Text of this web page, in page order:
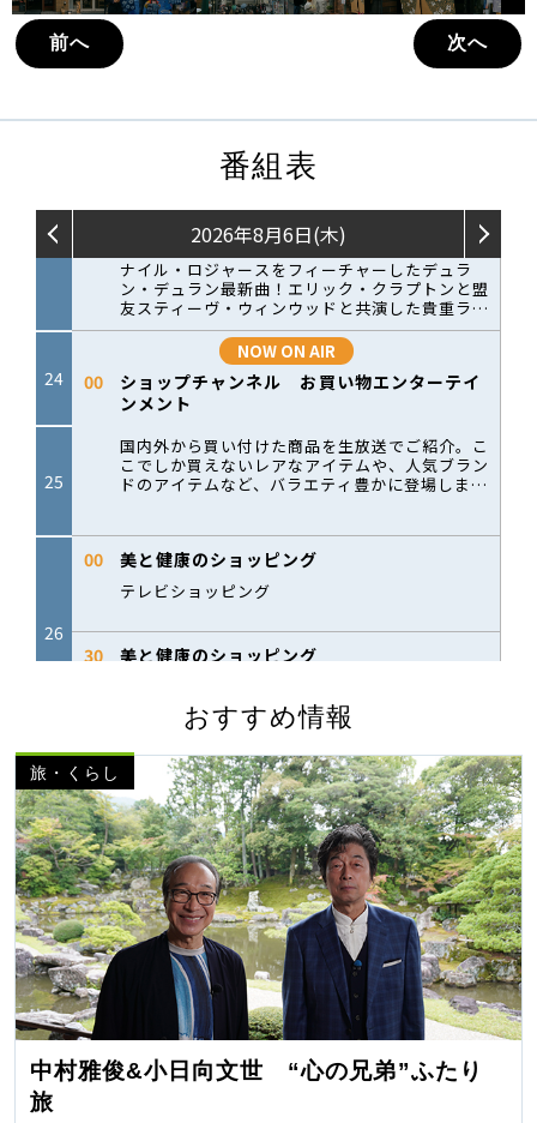
前へ 次へ
番組表
おすすめ情報
旅・くらし
中村雅俊&小日向文世 “心の兄弟”ふたり
旅